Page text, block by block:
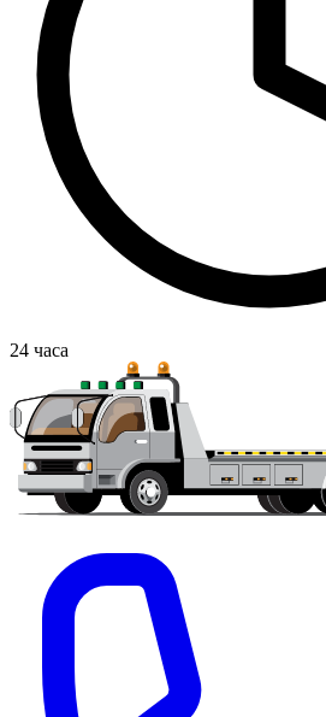
24 часа